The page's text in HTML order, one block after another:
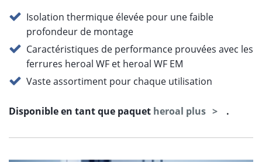
Isolation thermique élevée pour une faible
profondeur de montage
Caractéristiques de performance prouvées avec les
ferrures heroal WF et heroal WF EM
Vaste assortiment pour chaque utilisation
Disponible en tant que paquet heroal plus .